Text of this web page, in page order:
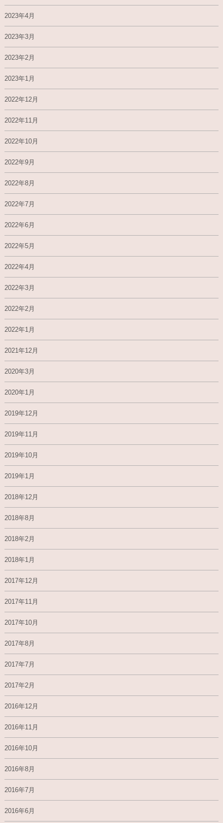
2023年4月
2023年3月
2023年2月
2023年1月
2022年12月
2022年11月
2022年10月
2022年9月
2022年8月
2022年7月
2022年6月
2022年5月
2022年4月
2022年3月
2022年2月
2022年1月
2021年12月
2020年3月
2020年1月
2019年12月
2019年11月
2019年10月
2019年1月
2018年12月
2018年8月
2018年2月
2018年1月
2017年12月
2017年11月
2017年10月
2017年8月
2017年7月
2017年2月
2016年12月
2016年11月
2016年10月
2016年8月
2016年7月
2016年6月